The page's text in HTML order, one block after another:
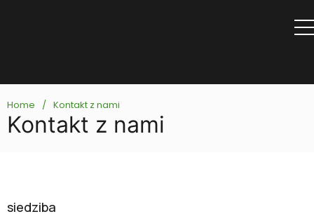
do
treści
Home / Kontakt z nami
Kontakt z nami
siedziba